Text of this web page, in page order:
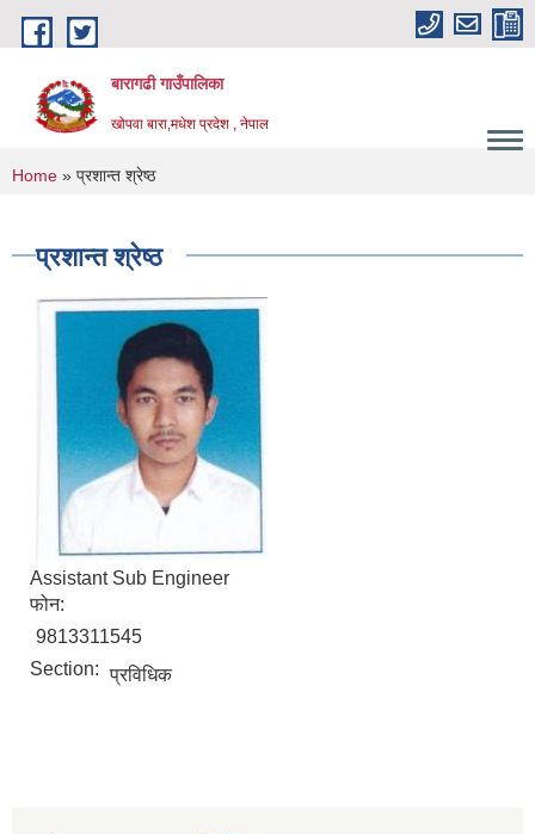
Skip to main content
बारागढी गाउँपालिका
खोपवा बारा,मधेश प्रदेश , नेपाल
You are here
Home » प्रशान्त श्रेष्ठ
प्रशान्त श्रेष्ठ
Assistant Sub Engineer
फोन:
9813311545
Section: प्रविधिक